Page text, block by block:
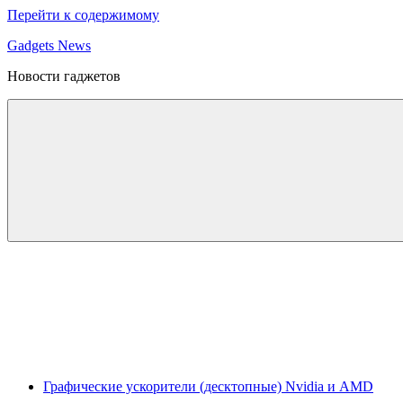
Перейти к содержимому
Gadgets News
Новости гаджетов
Графические ускорители (десктопные) Nvidia и AMD